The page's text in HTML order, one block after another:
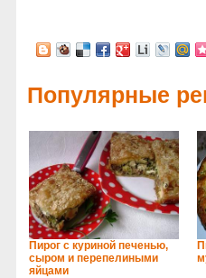
Популярные
Пирог с куриной печенью,
сыром и перепелиными
яйцами